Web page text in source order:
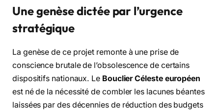
Une genèse dictée par l’urgence
stratégique
La genèse de ce projet remonte à une prise de
conscience brutale de l’obsolescence de certains
dispositifs nationaux. Le Bouclier Céleste européen
est né de la nécessité de combler les lacunes béantes
laissées par des décennies de réduction des budgets